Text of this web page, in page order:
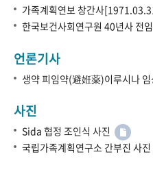
가족계획연보 창간사
한국보건사회연구원 40년사 전
언론기사
생약 피임약(避姙薬)이루시나
사진
Sida 협정 조인식 사진
국립가족계획연구소 간부진 사진